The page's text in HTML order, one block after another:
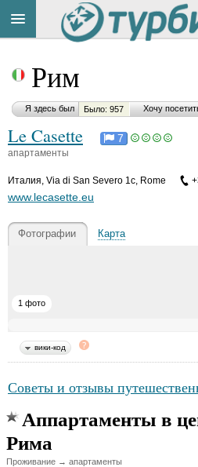
Рим
Я здесь был Было: 957 Хочу
Le Casette 7
апартаменты
Италия, Via di San Severo 1c, Rome
www.lecasette.eu
Фотографии Карта
1 фото
вики-код
Советы и отзывы
Аппартаменты в
Рима
Проживание → апартаменты
на
сайте:
Button